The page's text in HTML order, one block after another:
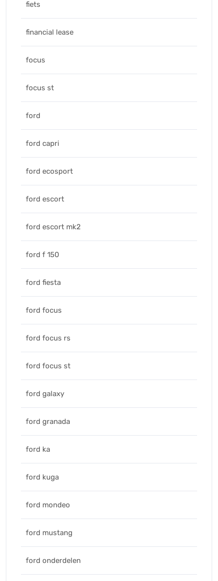
fiets
financial lease
focus
focus st
ford
ford capri
ford ecosport
ford escort
ford escort mk2
ford f 150
ford fiesta
ford focus
ford focus rs
ford focus st
ford galaxy
ford granada
ford ka
ford kuga
ford mondeo
ford mustang
ford onderdelen